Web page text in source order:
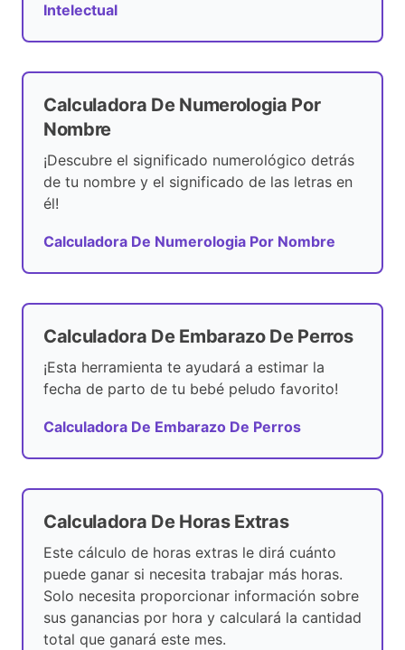
Intelectual
Calculadora De Numerologia Por
Nombre
¡Descubre el significado numerológico detrás
de tu nombre y el significado de las letras en
él!
Calculadora De Numerologia Por Nombre
Calculadora De Embarazo De Perros
¡Esta herramienta te ayudará a estimar la
fecha de parto de tu bebé peludo favorito!
Calculadora De Embarazo De Perros
Calculadora De Horas Extras
Este cálculo de horas extras le dirá cuánto
puede ganar si necesita trabajar más horas.
Solo necesita proporcionar información sobre
sus ganancias por hora y calculará la cantidad
total que ganará este mes.